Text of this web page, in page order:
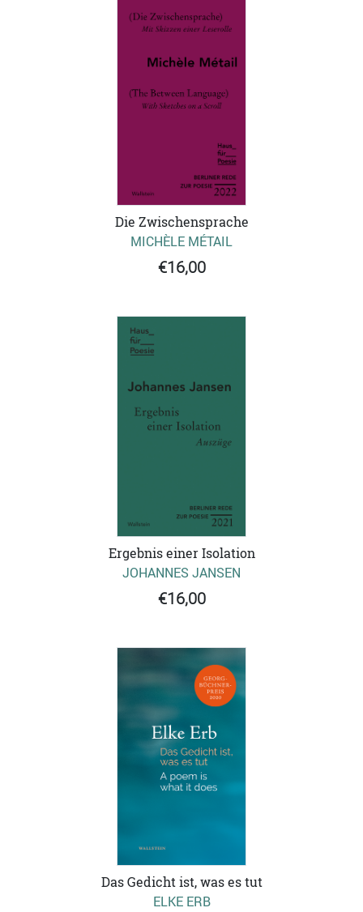
Die Zwischensprache
MICHÈLE MÉTAIL
€16,00
Ergebnis einer Isolation
JOHANNES JANSEN
€16,00
Das Gedicht ist, was es tut
ELKE ERB